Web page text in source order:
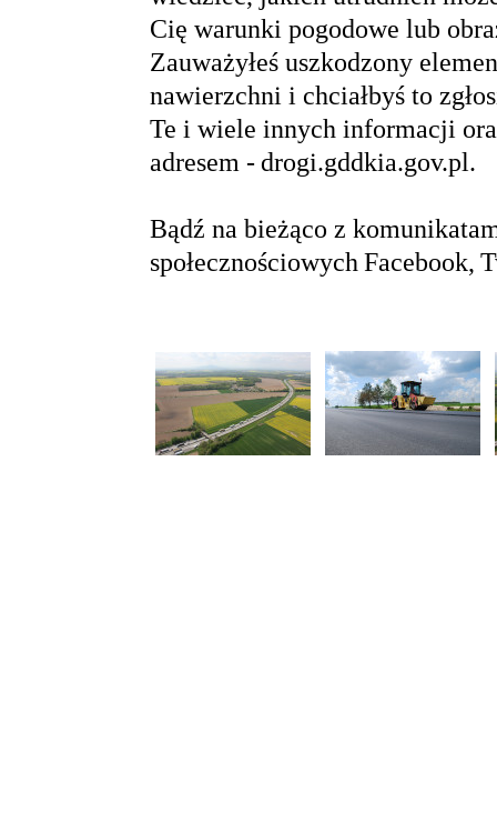
Cię warunki pogodowe lub
Zauważyłeś uszkodzony
nawierzchni i chciałbyś to
Te i wiele innych informacji
adresem -drogi.gddkia.gov.pl.
Bądź na bieżąco z
społecznościowychFacebook,